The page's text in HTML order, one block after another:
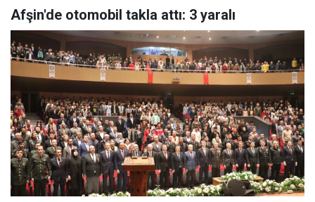
Afşin'de otomobil takla attı: 3 yaralı